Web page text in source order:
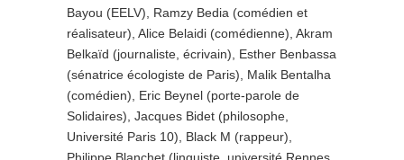
Bayou (EELV), Ramzy Bedia (comédien et
réalisateur), Alice Belaidi (comédienne), Akram
Belkaïd (journaliste, écrivain), Esther Benbassa
(sénatrice écologiste de Paris), Malik Bentalha
(comédien), Eric Beynel (porte-parole de
Solidaires), Jacques Bidet (philosophe,
Université Paris 10), Black M (rappeur),